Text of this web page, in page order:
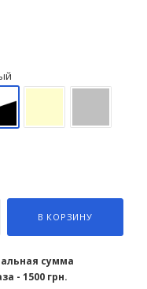
В КОРЗИНУ
сумма
- 1500 грн.